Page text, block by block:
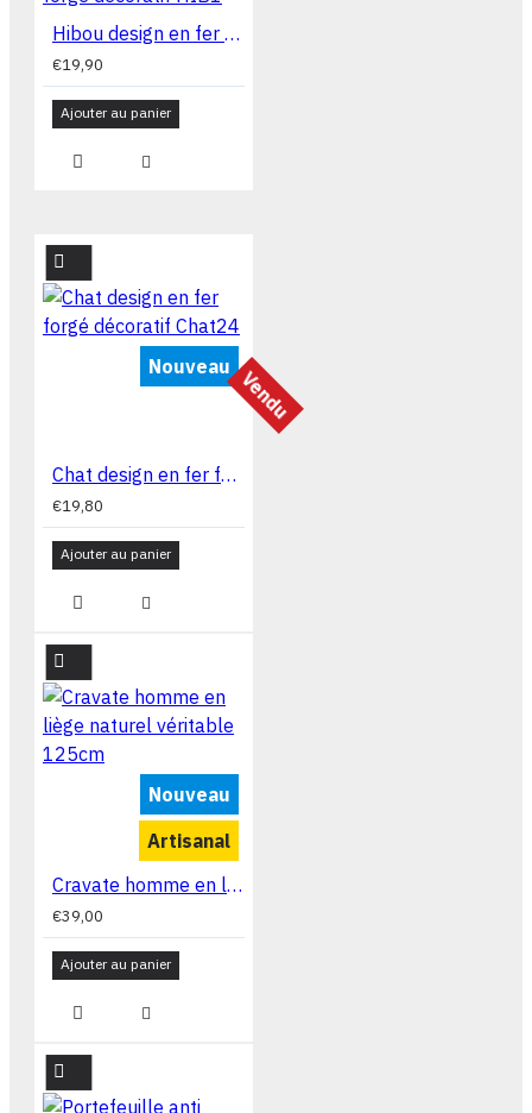
Hibou design en fer forgé décoratif HIB1
€19,90
Ajouter au panier
Nouveau
Vendu
Chat design en fer forgé décoratif Chat24
€19,80
Ajouter au panier
Nouveau
Artisanal
Cravate homme en liège naturel véritable 125cm
€39,00
Ajouter au panier